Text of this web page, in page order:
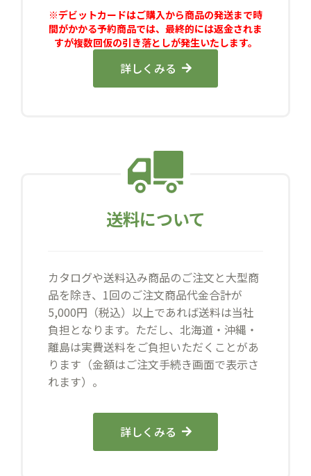
※デビットカードはご購入から商品の発送まで時
間がかかる予約商品では、最終的には返金されま
すが複数回仮の引き落としが発生いたします。
詳しくみる
送料について
カタログや送料込み商品のご注文と大型商
品を除き、1回のご注文商品代金合計が
5,000円（税込）以上であれば送料は当社
負担となります。ただし、北海道・沖縄・
離島は実費送料をご負担いただくことがあ
ります（金額はご注文手続き画面で表示さ
れます）。
詳しくみる